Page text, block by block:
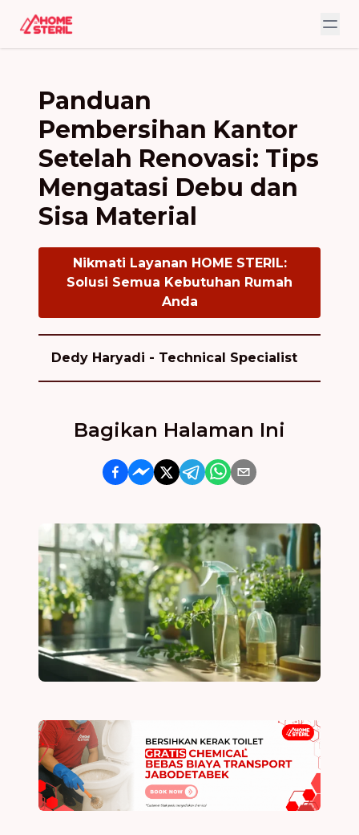
Panduan
Pembersihan Kantor
Setelah Renovasi: Tips
Mengatasi Debu dan
Sisa Material
Nikmati Layanan HOME STERIL:
Solusi Semua Kebutuhan Rumah
Anda
Dedy Haryadi - Technical Specialist
Bagikan Halaman Ini